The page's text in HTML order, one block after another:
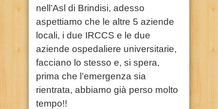
nell’Asl di Brindisi, adesso
aspettiamo che le altre 5 aziende
locali, i due IRCCS e le due
aziende ospedaliere universitarie,
facciano lo stesso e, si spera,
prima che l’emergenza sia
rientrata, abbiamo già perso molto
tempo!!